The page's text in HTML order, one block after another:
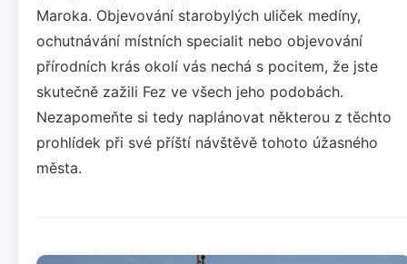
Maroka. Objevování starobylých uliček medíny,
ochutnávání místních specialit nebo objevování
přírodních krás okolí vás nechá s pocitem, že jste
skutečně zažili Fez ve všech jeho podobách.
Nezapomeňte si tedy naplánovat některou z těchto
prohlídek při své příští návštěvě tohoto úžasného
města.